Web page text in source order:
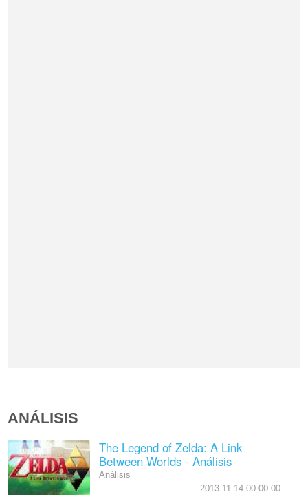
ANÁLISIS
The Legend of Zelda: A Link
Between Worlds - Análisis
Análisis
2013-11-14 00:00:00